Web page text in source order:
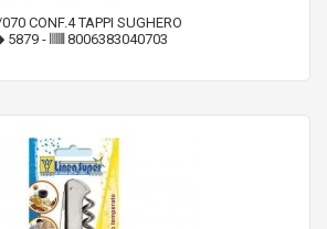
CONF.4 TAPPI SUGHERO
5879- 8006383040703